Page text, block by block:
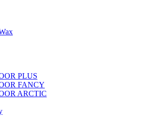
PLUS
FANCY
ARCTIC